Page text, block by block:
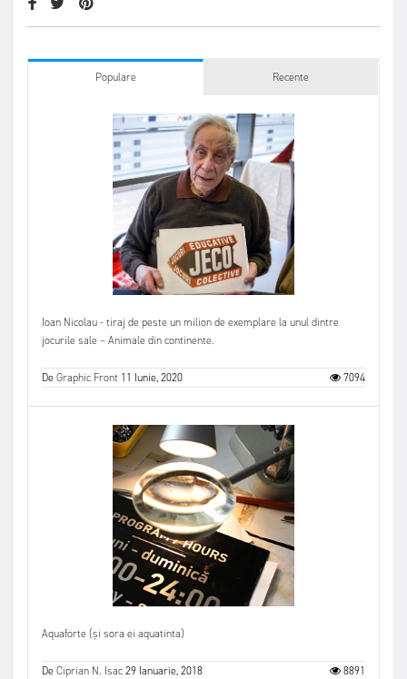
Populare Recente
Ioan Nicolau - tiraj de peste un milion de exemplare la unul dintre
jocurile sale – Animale din continente.
DeGraphic Front 11 Iunie, 2020 7094
Aquaforte (și sora ei aquatinta)
DeCiprian N. Isac29 Ianuarie, 2018 8891